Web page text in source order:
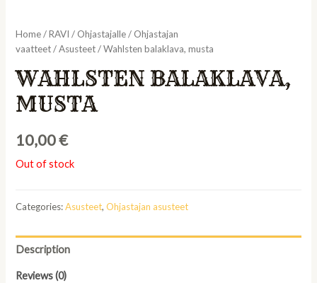
Home/RAVI / Ohjastajalle/ Ohjastajan
vaatteet/Asusteet/ Wahlsten balaklava, musta
WAHLSTEN BALAKLAVA,
MUSTA
10,00€
Out of stock
Categories:Asusteet,Ohjastajan asusteet
Description
Reviews (0)